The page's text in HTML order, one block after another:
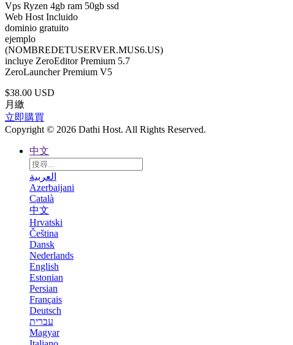
Vps Ryzen 4gb ram 50gb ssd
Web Host Incluido
dominio gratuito
ejemplo
(NOMBREDETUSERVER.MUS6.US)
incluye ZeroEditor Premium 5.7
ZeroLauncher Premium V5
$38.00 USD
月繳
立即購買
Copyright © 2026 Dathi Host. All Rights Reserved.
中文
العربية
Azerbaijani
Català
中文
Hrvatski
Čeština
Dansk
Nederlands
English
Estonian
Persian
Français
Deutsch
עברית
Magyar